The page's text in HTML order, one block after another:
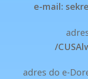
e-mail:
/
adres do e-